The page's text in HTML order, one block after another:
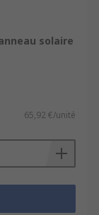
solaire
65,92 €/unité